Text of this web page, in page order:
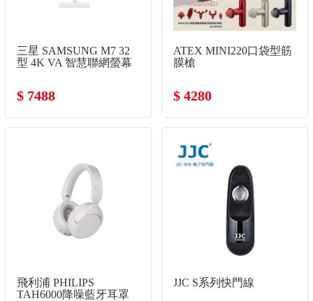
三星 SAMSUNG M7 32
型 4K VA 智慧聯網螢幕
$ 7488
ATEX MINI220口袋型筋
膜槍
$ 4280
飛利浦 PHILIPS
TAH6000降噪藍牙耳罩
JJC S系列快門線